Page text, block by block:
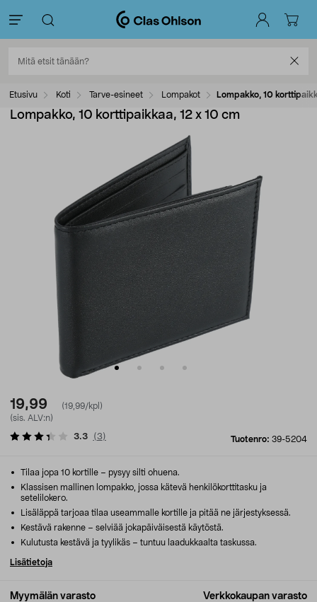
Etusivu Koti Tarve-esineet Lompakot Lompakko, 10
Lompakko, 10 korttipaikkaa, 12 x 10 cm
19,99
(19,99/kpl)
(sis. ALV:n)
Tuotenro: 39-5204
3.3 (3)
Myymälän varasto Verkkokaupan varasto
Tilaa jopa 10 kortille – pysyy silti ohuena.
Klassisen mallinen lompakko, jossa kätevä henkilökorttitasku ja
setelilokero.
Lisäläppä tarjoaa tilaa useammalle kortille ja pitää ne järjestyksessä.
Kestävä rakenne – selviää jokapäiväisestä käytöstä.
Kulutusta kestävä ja tyylikäs – tuntuu laadukkaalta taskussa.
Lisätietoja